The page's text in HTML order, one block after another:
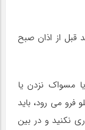
قبل از اذان صبح
مسواک نزدن یا
فرو می رود، باید
نکنید و در بین